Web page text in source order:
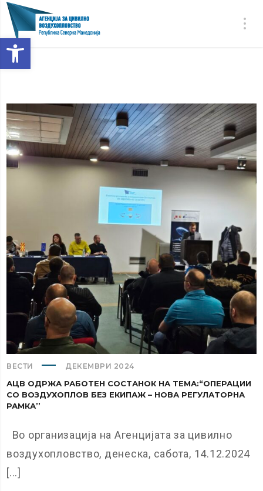
Open toolbar
ВЕСТИ ДЕКЕМВРИ 2024
АЦВ ОДРЖА РАБОТЕН СОСТАНОК НА ТЕМА:“ОПЕРАЦИИ
СО ВОЗДУХОПЛОВ БЕЗ ЕКИПАЖ – НОВА РЕГУЛАТОРНА
РАМКА’’
Во организација на Агенцијата за цивилно
воздухопловство, денеска, сабота, 14.12.2024
[...]